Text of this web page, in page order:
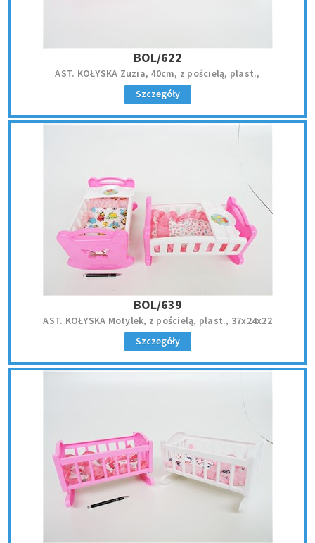
BOL/622
AST. KOŁYSKA Zuzia, 40cm, z pościelą, plast.,
Szczegóły
BOL/639
AST. KOŁYSKA Motylek, z pościelą, plast., 37x24x22
Szczegóły